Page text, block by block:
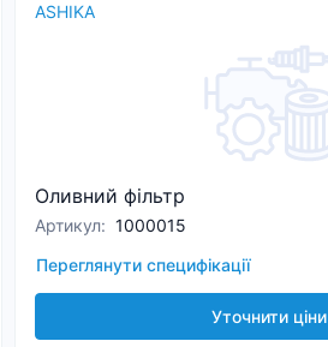
ASHIKA
Оливний фільтр
Артикул: 1000015
Переглянути специфікації
Уточнити ціни